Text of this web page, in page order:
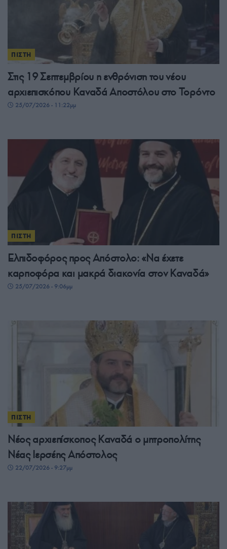
ΠΙΣΤΗ
Στις 19 Σεπτεμβρίου η ενθρόνιση του νέου
αρχιεπισκόπου Καναδά Αποστόλου στο Τορόντο
25/07/2026 - 11:22μμ
ΠΙΣΤΗ
Ελπιδοφόρος προς Απόστολο: «Να έχετε
καρποφόρα και μακρά διακονία στον Καναδά»
25/07/2026 - 9:06μμ
ΠΙΣΤΗ
Νέος αρχιεπίσκοπος Καναδά ο μητροπολίτης
Νέας Ιερσέης Απόστολος
22/07/2026 - 9:27μμ